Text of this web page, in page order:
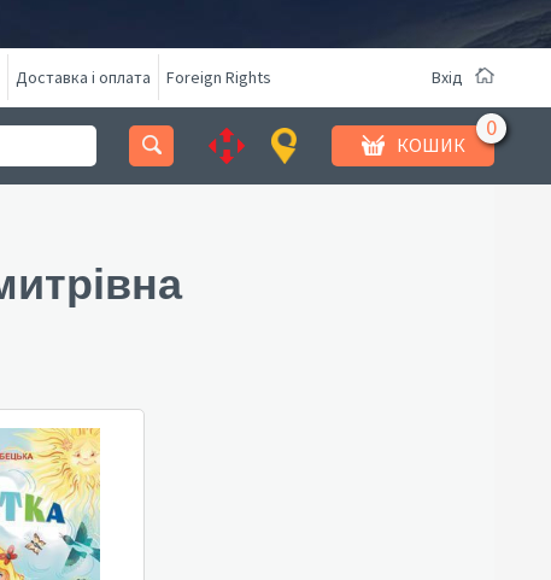
Доставка і оплата Foreign Rights Вхід
КОШИК